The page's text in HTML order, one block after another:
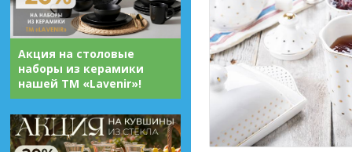
Акция на столовые
наборы из керамики
нашей ТМ «Lavenir»!